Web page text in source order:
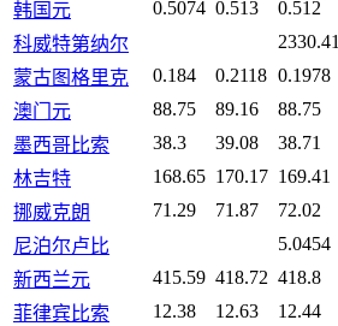
韩国元 0.5074 0.513
0.512
科威特第纳尔
2330.41
蒙古图格里克
0.184 0.2118 0.1978
澳门元
88.75 89.16
88.75
墨西哥比索
38.3 39.08
38.71
林吉特
168.65 170.17 169.41
挪威克朗
71.29 71.87
72.02
尼泊尔卢比
5.0454
新西兰元
415.59 418.72 418.8
菲律宾比索
12.38 12.63
12.44